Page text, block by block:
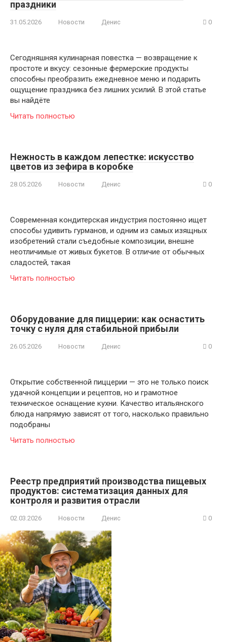
праздники
31.05.2026 Новости Денис 0
Сегодняшняя кулинарная повестка — возвращение к
простоте и вкусу: сезонные фермерские продукты
способны преобразить ежедневное меню и подарить
ощущение праздника без лишних усилий. В этой статье
вы найдёте
Читать полностью
Нежность в каждом лепестке: искусство
цветов из зефира в коробке
28.05.2026 Новости Денис 0
Современная кондитерская индустрия постоянно ищет
способы удивить гурманов, и одним из самых изящных
изобретений стали съедобные композиции, внешне
неотличимые от живых букетов. В отличие от обычных
сладостей, такая
Читать полностью
Оборудование для пиццерии: как оснастить
точку с нуля для стабильной прибыли
26.05.2026 Новости Денис 0
Открытие собственной пиццерии — это не только поиск
удачной концепции и рецептов, но и грамотное
техническое оснащение кухни. Качество итальянского
блюда напрямую зависят от того, насколько правильно
подобраны
Читать полностью
Реестр предприятий производства пищевых
продуктов: систематизация данных для
контроля и развития отрасли
02.03.2026 Новости Денис 0